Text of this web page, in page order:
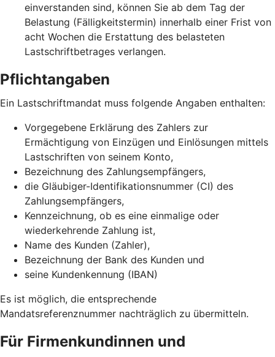
einverstanden sind, können Sie ab dem Tag der
Belastung (Fälligkeitstermin) innerhalb einer Frist von
acht Wochen die Erstattung des belasteten
Lastschriftbetrages verlangen.
Pflichtangaben
Ein Lastschriftmandat muss folgende Angaben enthalten:
Vorgegebene Erklärung des Zahlers zur
Ermächtigung von Einzügen und Einlösungen mittels
Lastschriften von seinem Konto,
Bezeichnung des Zahlungsempfängers,
die Gläubiger-Identifikationsnummer (CI) des
Zahlungsempfängers,
Kennzeichnung, ob es eine einmalige oder
wiederkehrende Zahlung ist,
Name des Kunden (Zahler),
Bezeichnung der Bank des Kunden und
seine Kundenkennung (IBAN)
Es ist möglich, die entsprechende
Mandatsreferenznummer nachträglich zu übermitteln.
Für Firmenkundinnen und